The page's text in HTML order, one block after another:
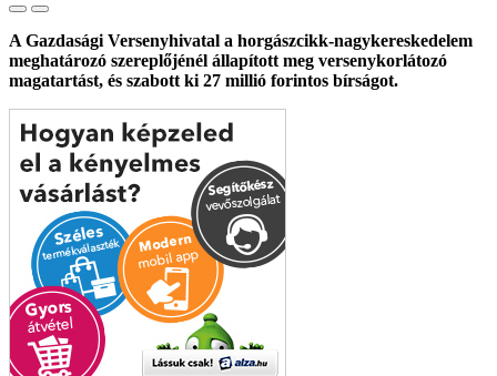
A Gazdasági Versenyhivatal a horgászcikk-nagykereskedelem
meghatározó szereplőjénél állapított meg versenykorlátozó
magatartást, és szabott ki 27 millió forintos bírságot.